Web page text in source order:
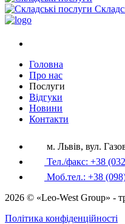
Головна
Про нас
Послуги
Відгуки
Новини
Контакти
м. Львів, вул.
Тел./факс: +38
Моб.тел.: +38
2026 © «Leo-West Group» -
Політика конфіденційності